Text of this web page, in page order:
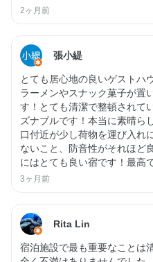
2ヶ月前
張小緹
とても居心地の良いゲストハ
ラーメンやスナック菓子が置
す！とても清潔で整頓されて
ズナブルです！本当に素晴ら
口付近が少し荷物を運び入れ
ないこと、防音性がそれほど
にはとても良い宿です！最高
3ヶ月前
Rita Lin
宿泊施設で最も重要なことは